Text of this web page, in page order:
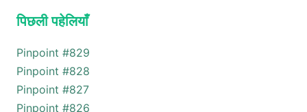
पिछली पहेलियाँ
Pinpoint #829
Pinpoint #828
Pinpoint #827
Pinpoint #826